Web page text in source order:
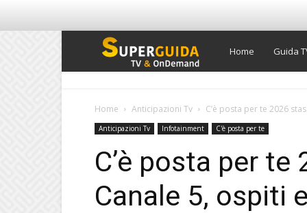
Super
TV
Home Guida
Home Anticipazioni Tv C’è posta per te 2026
Anticipazioni Tv Infotainment C'è posta per te
C’è posta per
Canale 5, ospiti